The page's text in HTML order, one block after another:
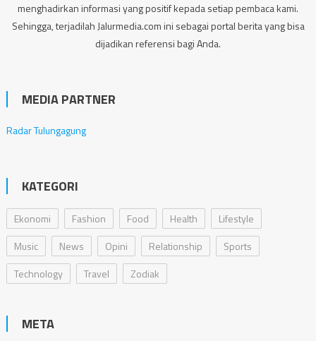
menghadirkan informasi yang positif kepada setiap pembaca kami.
Sehingga, terjadilah Jalurmedia.com ini sebagai portal berita yang bisa
dijadikan referensi bagi Anda.
MEDIA PARTNER
Radar Tulungagung
KATEGORI
Ekonomi Fashion Food Health
Lifestyle
Music
News Opini Relationship
Sports
Technology
Travel Zodiak
META